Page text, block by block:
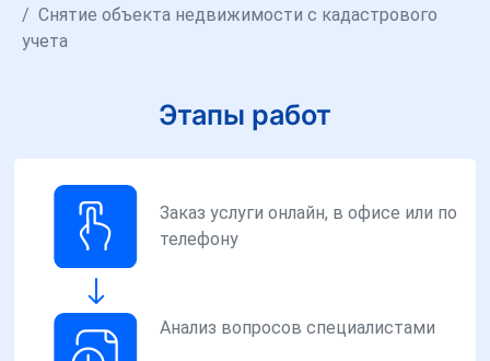
Снятие объекта недвижимости с кадастрового
учета
Этапы работ
Заказ услуги онлайн, в офисе или по
телефону
Анализ вопросов специалистами